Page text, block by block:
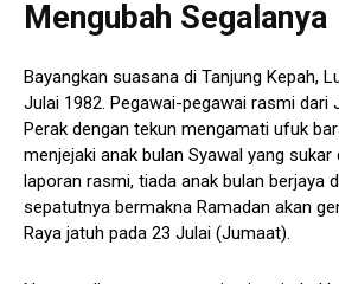
Mengubah Segalanya
Bayangkan suasana di Tanjung Kepah,
Julai 1982. Pegawai-pegawai rasmi dari
Perak dengan tekun mengamati ufuk
menjejaki anak bulan Syawal yang sukar
laporan rasmi, tiada anak bulan berjaya
sepatutnya bermakna Ramadan akan
Raya jatuh pada 23 Julai (Jumaat).